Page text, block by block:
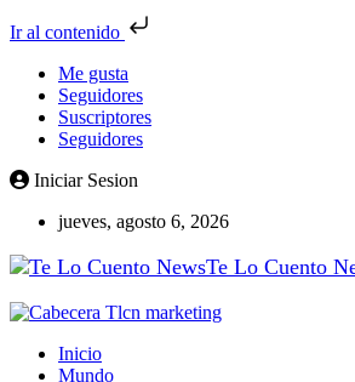
Ir al contenido
Me gusta
Seguidores
Suscriptores
Seguidores
Iniciar Sesion
jueves, agosto 6, 2026
Te Lo Cuento
Inicio
Mundo